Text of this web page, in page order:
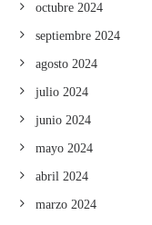
octubre 2024
septiembre 2024
agosto 2024
julio 2024
junio 2024
mayo 2024
abril 2024
marzo 2024